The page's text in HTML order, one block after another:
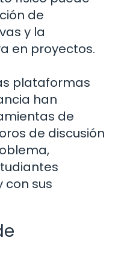
de
y la
en proyectos.
plataformas
han
de
de discusión
con sus